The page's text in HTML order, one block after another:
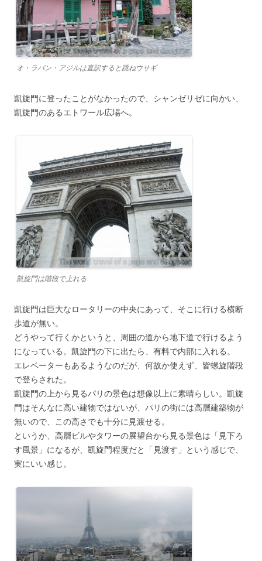
オ・ラパン・アジルは直訳すると跳ねウサギ
凱旋門に登ったことがなかったので、シャンゼリゼに向かい、
凱旋門のあるエトワール広場へ。
凱旋門は階段で上れる
凱旋門は巨大なロータリーの中央にあって、そこに行ける横断
歩道が無い。
どうやって行くかというと、周囲の道から地下道で行けるよう
になっている。凱旋門の下に出たら、有料で内部に入れる。
エレベーターもあるようなのだが、何故か使えず、皆螺旋階段
で登らされた。
凱旋門の上から見るパリの景色は想像以上に素晴らしい。凱旋
門はそんなに高い建物ではないが、パリの街には高層建築物が
無いので、この高さでも十分に見渡せる。
というか、高層ビルやタワーの展望台から見る景色は「見下ろ
す風景」になるが、凱旋門程度だと「見渡す」という感じで、
実にいい感じ。